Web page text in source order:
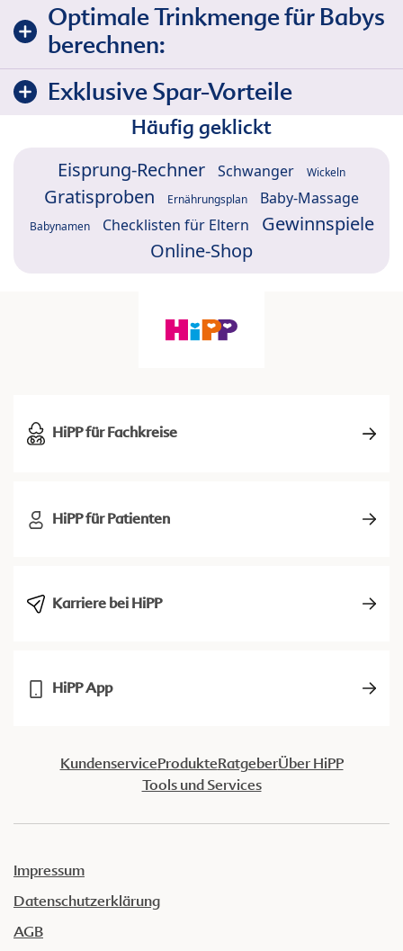
Optimale Trinkmenge für Babys
berechnen:
Exklusive Spar-Vorteile
Häufig geklickt
Eisprung-Rechner Schwanger Wickeln
Gratisproben Ernährungsplan Baby-Massage
Babynamen Checklisten für Eltern
Gewinnspiele
Online-Shop
HiPP für Fachkreise
HiPP für Patienten
Karriere bei HiPP
HiPP App
KundenserviceProdukteRatgeberÜber HiPP
Tools und Services
Impressum
Datenschutzerklärung
AGB